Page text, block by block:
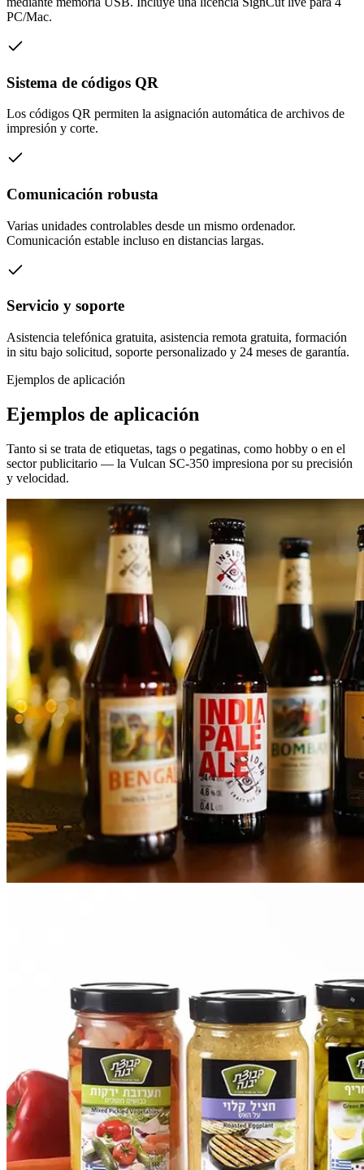
PC/Mac.
Sistema de códigos QR
Los códigos QR permiten la asignación automática de archivos de
impresión y corte.
Comunicación robusta
Varias unidades controlables desde un mismo ordenador.
Comunicación estable incluso en distancias largas.
Servicio y soporte
Asistencia telefónica gratuita, asistencia remota gratuita, formación
in situ bajo solicitud, soporte personalizado y 24 meses de garantía.
Ejemplos de aplicación
Ejemplos de aplicación
Tanto si se trata de etiquetas, tags o pegatinas, como hobby o en el
sector publicitario — la Vulcan SC-350 impresiona por su precisión
y velocidad.